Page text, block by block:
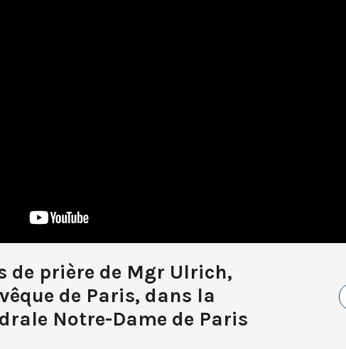
de prière de Mgr Ulrich,
de Paris, dans la
Notre-Dame de Paris